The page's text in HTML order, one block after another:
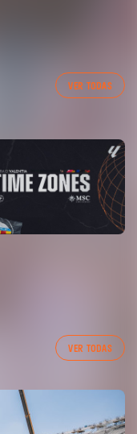
VER TODAS
04/03/26
VER TODAS